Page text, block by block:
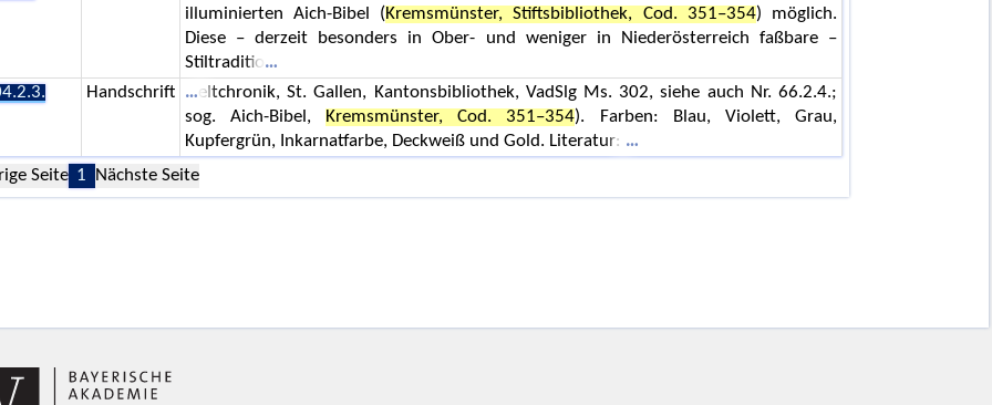
illuminierten Aich-Bibel (Kremsmünster, Stiftsbibliothek, Cod. 351–354) möglich.
Diese – derzeit besonders in Ober- und weniger in Niederösterreich faßbare –
Stiltraditio
Handschrift
eltchronik, St. Gallen, Kantonsbibliothek, VadSlg Ms. 302, siehe auch Nr. 66.2.4.;
sog. Aich-Bibel,
Kremsmünster, Cod. 351–354). Farben: Blau, Violett, Grau,
Kupfergrün, Inkarnatfarbe, Deckweiß und Gold. Literatur:
Seite 1 Nächste Seite